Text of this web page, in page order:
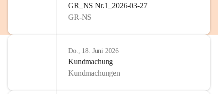
GR_NS Nr.1_2026-03-27
GR-NS
Do., 18. Juni 2026
Kundmachung
Kundmachungen